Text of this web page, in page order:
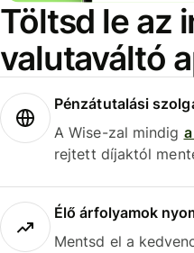
Töltsd le az
valutaváltó
Pénzátutalási
A Wise-zal mindig
rejtett díjaktól
Élő árfolyamok
Mentsd el a